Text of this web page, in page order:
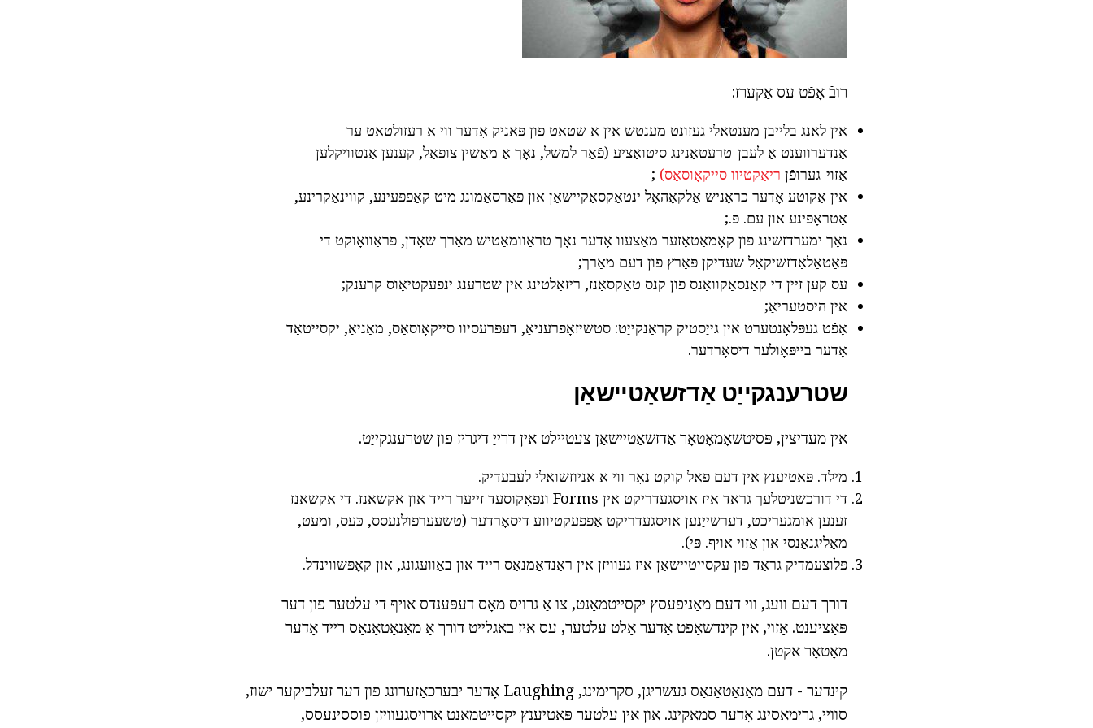
רובֿ אָפֿט עס אַקערז:
אין לאַנג בלייַבן מענטאַלי געזונט מענטש אין אַ שטאַט פון פּאַניק אָדער ווי אַ רעזולטאַט ער
אַנדערווענט אַ לעבן-טרעטאַנינג סיטואַציע (פֿאַר למשל, נאָך אַ מאַשין צופאַל, קענען אַנטוויקלען
אַזוי-גערופֿן ריאַקטיוו סייקאָוסאַס) ;
אין אַקוטע אָדער כראָניש אַלקאָהאָל ינטאַקסאַקיישאַן און פאַרסאַמונג מיט קאַפפעינע, קווינאַקרינע,
אַטראָפּינע און עם. פּ.;
נאָך ימערדזשינג פון קאָמאַטאָזער מאַצעוו אָדער נאָך טראַוומאַטיש מאַרך שאָדן, פּראַוואָוקט די
פּאַטאַלאַדזשיקאַל שעדיקן פּאַרץ פון דעם מאַרך;
עס קען זיין די קאַנסאַקוואַנס פון קנס טאַקסאַנז, ריזאַלטינג אין שטרענג ינפעקטיאָוס קרענק;
אין היסטעריאַ;
אָפֿט געפּלאָנטערט אין גייַסטיק קראַנקייַט: סטשיזאָפרעניאַ, דעפּרעסיוו סייקאָוסאַס, מאַניאַ, יקסייטאַד
אָדער בייפּאָולער דיסאָרדער.
שטרענגקייַט אַדזשאַטיישאַן
אין מעדיצין, פּסיטשאָמאָטאָר אַדזשאַטיישאַן צעטיילט אין דרייַ דיגריז פון שטרענגקייַט.
מילד. פּאַטיענץ אין דעם פאַל קוקט נאָר ווי אַ אַניוזשואַלי לעבעדיק.
די דורכשניטלעך גראַד איז אויסגעדריקט אין Forms ונפאָקוסעד זייער רייד און אַקשאַנז. די אַקשאַנז
זענען אומגעריכט, דערשייַנען אויסגעדריקט אַפפעקטיווע דיסאָרדער (טשעערפולנעסס, כּעס, ומעט,
מאַליגנאַנסי און אַזוי אויף. פּי).
פּלוצעמדיק גראַד פון עקסייטיישאַן איז געוויזן אין ראַנדאַמנאַס רייד און באַוועגונג, און קאָפּשווינדל.
דורך דעם וועג, ווי דעם מאַניפעסץ יקסייטמאַנט, צו אַ גרויס מאָס דעפּענדס אויף די עלטער פון דער
פּאַציענט. אַזוי, אין קינדשאַפט אָדער אַלט עלטער, עס איז באגלייט דורך אַ מאַנאַטאַנאַס רייד אָדער
מאָטאָר אקטן.
קינדער - דעם מאַנאַטאַנאַס געשריגן, סקרימינג, Laughing אָדער יבערכאַזערונג פון דער זעלביקער ישוז,
סוויי, גרימאַסינג אָדער סמאַקינג. און אין עלטער פּאַטיענץ יקסייטמאַנט ארויסגעוויזן פוססינעסס,